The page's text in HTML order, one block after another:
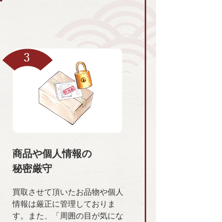
商品や個人情報の
秘密厳守
買取させて頂いたお品物や個人
情報は厳正に管理しておりま
す。また、「周囲の目が気にな